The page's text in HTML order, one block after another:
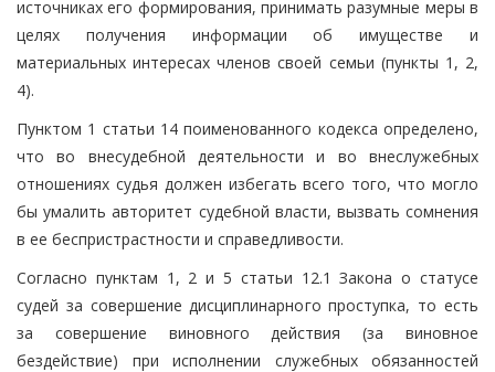
источниках его формирования, принимать разумные меры в
целях получения информации об имуществе и
материальных интересах членов своей семьи (пункты 1, 2,
4).
Пунктом 1 статьи 14 поименованного кодекса определено,
что во внесудебной деятельности и во внеслужебных
отношениях судья должен избегать всего того, что могло
бы умалить авторитет судебной власти, вызвать сомнения
в ее беспристрастности и справедливости.
Согласно пунктам 1, 2 и 5 статьи 12.1 Закона о статусе
судей за совершение дисциплинарного проступка, то есть
за совершение виновного действия (за виновное
бездействие) при исполнении служебных обязанностей